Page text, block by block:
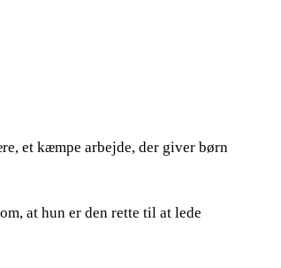
et kæmpe arbejde, der giver børn
at hun er den rette til at lede